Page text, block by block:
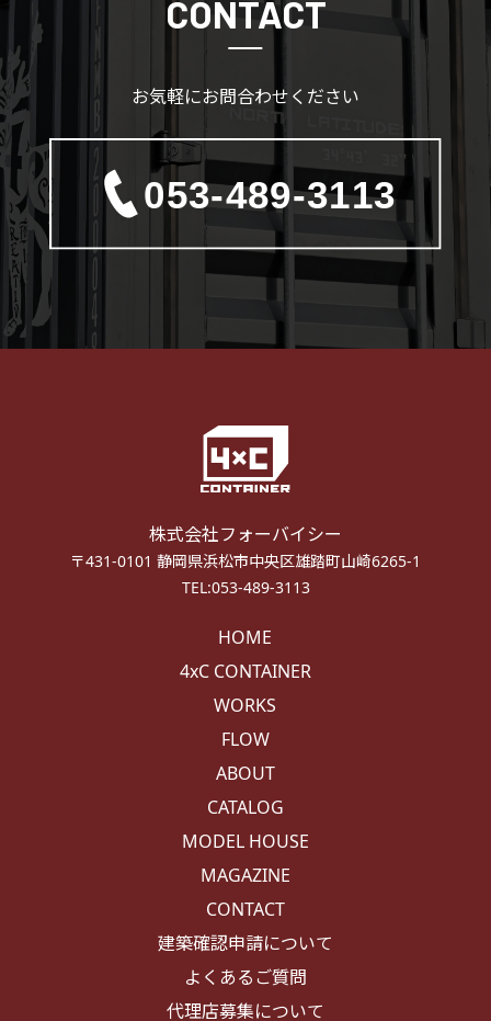
CONTACT
お気軽にお問合わせください
株式会社フォーバイシー
〒431-0101 静岡県浜松市中央区雄踏町山崎6265-1
TEL:053-489-3113
HOME
4xC CONTAINER
WORKS
FLOW
ABOUT
CATALOG
MODEL HOUSE
MAGAZINE
CONTACT
建築確認申請について
よくあるご質問
代理店募集について